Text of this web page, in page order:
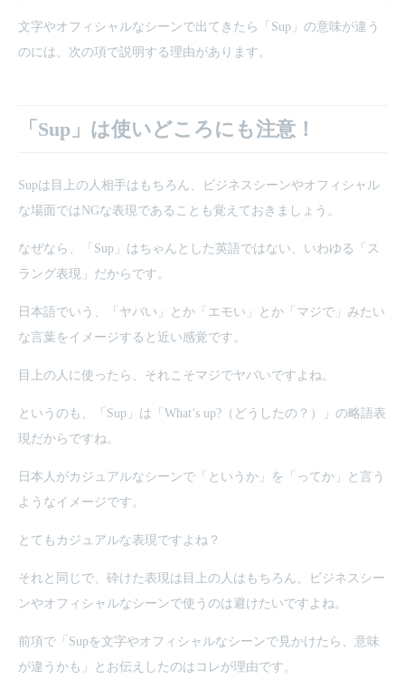
文字やオフィシャルなシーンで出てきたら「Sup」の意味が違う
のには、次の項で説明する理由があります。
「Sup」は使いどころにも注意！
Supは目上の人相手はもちろん、ビジネスシーンやオフィシャル
な場面ではNGな表現であることも覚えておきましょう。
なぜなら、「Sup」はちゃんとした英語ではない、いわゆる「ス
ラング表現」だからです。
日本語でいう、「ヤバい」とか「エモい」とか「マジで」みたい
な言葉をイメージすると近い感覚です。
目上の人に使ったら、それこそマジでヤバいですよね。
というのも、「Sup」は「What’s up?（どうしたの？）」の略語表
現だからですね。
日本人がカジュアルなシーンで「というか」を「ってか」と言う
ようなイメージです。
とてもカジュアルな表現ですよね？
それと同じで、砕けた表現は目上の人はもちろん、ビジネスシー
ンやオフィシャルなシーンで使うのは避けたいですよね。
前項で「Supを文字やオフィシャルなシーンで見かけたら、意味
が違うかも」とお伝えしたのはコレが理由です。